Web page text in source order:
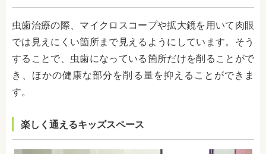
虫歯治療の際、マイクロスコープや拡大鏡を用いて肉眼
では見えにくい箇所まで見えるようにしています。そう
することで、虫歯になっている箇所だけを削ることがで
き、ほかの健康な部分を削る量を抑えることができま
す。
楽しく通えるキッズスペース